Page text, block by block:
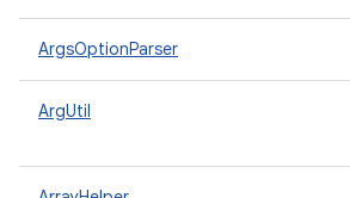
ArgsOptionParser
ArgUtil